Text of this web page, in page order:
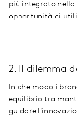
più integrato
opportunità di
2. Il dilemma
In che modo i
equilibrio tra
guidare